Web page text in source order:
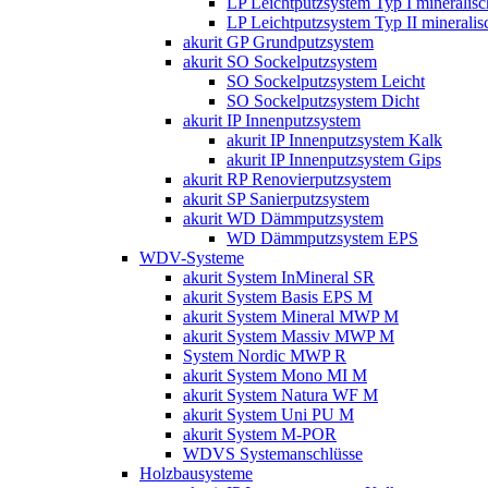
LP Leichtputzsystem Typ II
akurit GP Grundputzsystem
akurit SO Sockelputzsystem
SO Sockelputzsystem Leicht
SO Sockelputzsystem Dicht
akurit IP Innenputzsystem
akurit IP Innenputzsystem Kalk
akurit IP Innenputzsystem Gips
akurit RP Renovierputzsystem
akurit SP Sanierputzsystem
akurit WD Dämmputzsystem
WD Dämmputzsystem EPS
WDV-Systeme
akurit System InMineral SR
akurit System Basis EPS M
akurit System Mineral MWP M
akurit System Massiv MWP M
System Nordic MWP R
akurit System Mono MI M
akurit System Natura WF M
akurit System Uni PU M
akurit System M-POR
WDVS Systemanschlüsse
Holzbausysteme